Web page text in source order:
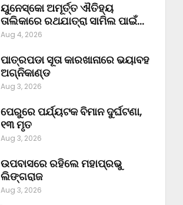
ୟୁନେସ୍କୋ ଅମୂର୍ତ୍ତ ଐତିହ୍ୟ
ତାଲିକାରେ ରଥଯାତ୍ରା ସାମିଲ ପାଇଁ…
Aug 4, 2026
ପାତ୍ରପଡା ସୂତା କାରଖାନାରେ ଭୟାବହ
ଅଗ୍ନିକାଣ୍ଡ
Aug 3, 2026
ପେରୁରେ ପର୍ଯ୍ୟଟକ ବିମାନ ଦୁର୍ଘଟଣା,
୧୩ ମୃତ
Aug 3, 2026
ଉପବାସରେ ରହିଲେ ମହାପ୍ରଭୁ
ଲିଙ୍ଗରାଜ
Aug 3, 2026